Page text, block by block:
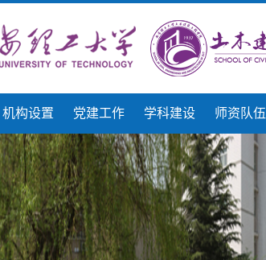
机构设置 党建工作 学科建设 师资队伍